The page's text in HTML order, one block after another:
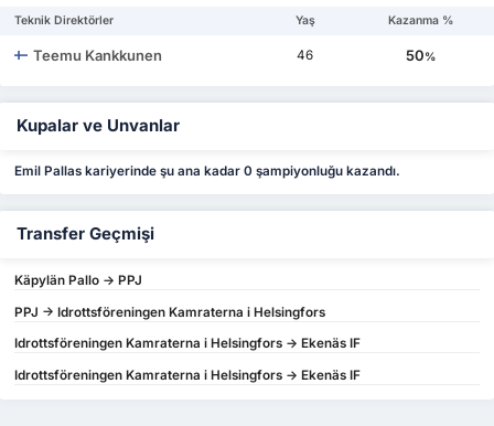
Teknik Direktörler Yaş Kazanma %
Teemu Kankkunen 46 50%
Kupalar ve Unvanlar
Emil Pallas kariyerinde şu ana kadar 0 şampiyonluğu kazandı.
Transfer Geçmişi
Käpylän Pallo -> PPJ
PPJ -> Idrottsföreningen Kamraterna i Helsingfors
Idrottsföreningen Kamraterna i Helsingfors -> Ekenäs IF
Idrottsföreningen Kamraterna i Helsingfors -> Ekenäs IF